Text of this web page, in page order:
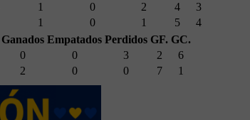
1 0 2 4
3
1 0 1 5
4
Ganados Empatados Perdidos GF. GC.
0 0 3 2
6
2 0 0 7 1